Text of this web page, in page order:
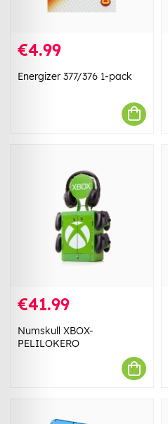
€4.99
Energizer 377/376 1-pack
€41.99
Numskull XBOX-
PELILOKERO